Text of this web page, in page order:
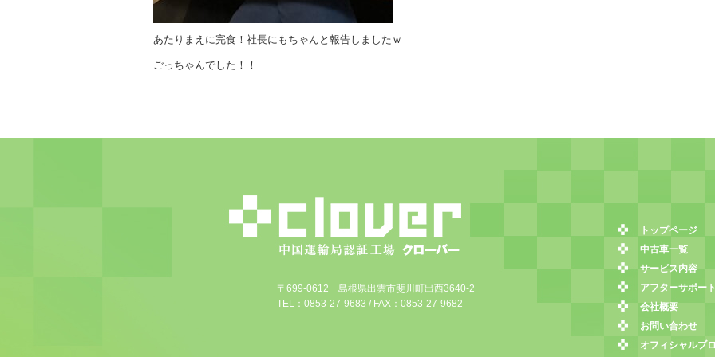
あたりまえに完食！社長にもちゃんと報告しましたｗ
ごっちゃんでした！！
トップページ
中古車一覧
サービス内容
アフターサポー
会社概要
お問い合わせ
オフィシャルブ
〒699-0612 島根県出雲市斐川町出西3640-2
TEL：0853-27-9683 / FAX：0853-27-9682